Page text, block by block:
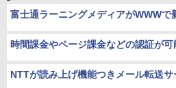
富士通ラーニングメディアがWWWで
時間課金やページ課金などの認証が
NTTが読み上げ機能つきメール転送